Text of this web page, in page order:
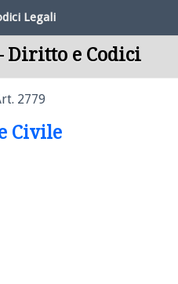
Legali
Diritto e Codici
2779
Civile